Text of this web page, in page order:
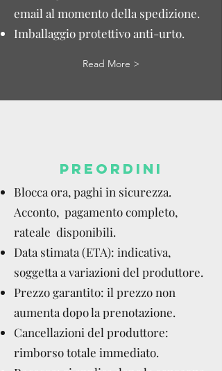
email al momento della spedizione.
Imballaggio protettivo anti-urto.
Read More >
PREORDINI
Blocca ora, paghi in sicurezza.
Acconto, pagamento completo,
rateale disponibili.
Data stimata (ETA): indicativa,
soggetta a variazioni del produttore.
Prezzo garantito: il prezzo non
aumenta dopo la prenotazione.
Cancellazioni del produttore:
rimborso totale immediato.